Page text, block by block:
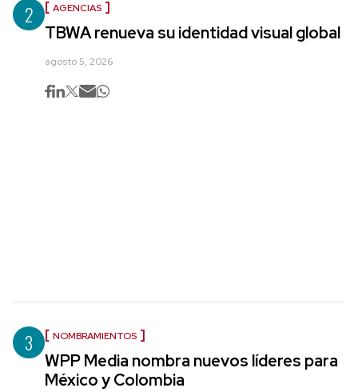
2 AGENCIAS
TBWA renueva su identidad visual global
agosto 5, 2026
3 NOMBRAMIENTOS
WPP Media nombra nuevos líderes para
México y Colombia